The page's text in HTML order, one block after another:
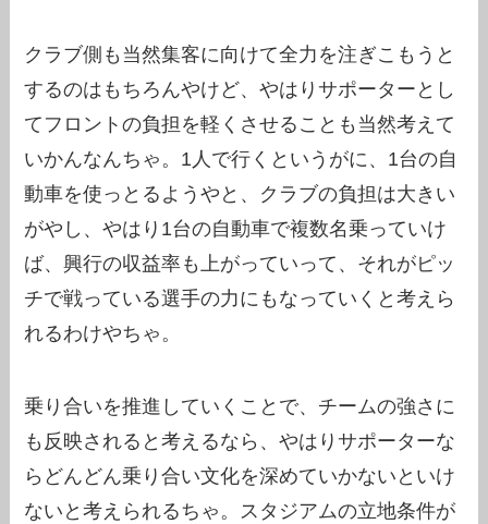
クラブ側も当然集客に向けて全力を注ぎこもうと
するのはもちろんやけど、やはりサポーターとし
てフロントの負担を軽くさせることも当然考えて
いかんなんちゃ。1人で行くというがに、1台の自
動車を使っとるようやと、クラブの負担は大きい
がやし、やはり1台の自動車で複数名乗っていけ
ば、興行の収益率も上がっていって、それがピッ
チで戦っている選手の力にもなっていくと考えら
れるわけやちゃ。
乗り合いを推進していくことで、チームの強さに
も反映されると考えるなら、やはりサポーターな
らどんどん乗り合い文化を深めていかないといけ
ないと考えられるちゃ。スタジアムの立地条件が